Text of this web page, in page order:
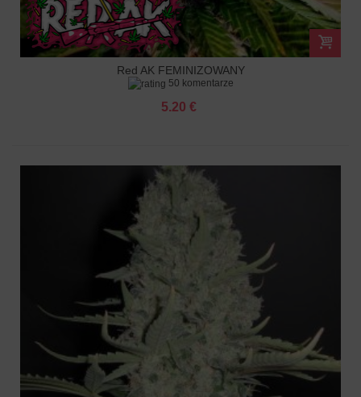
Red AK FEMINIZOWANY
50 komentarze
5.20 €